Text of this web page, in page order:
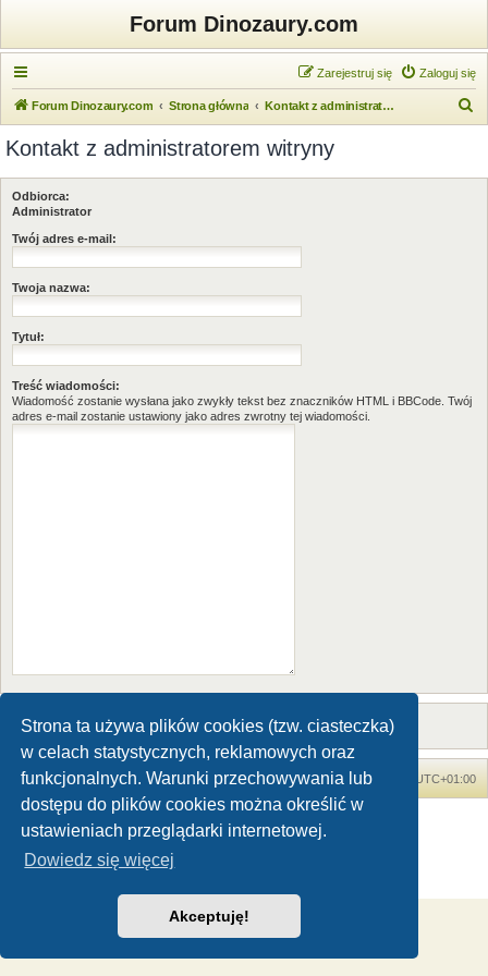
Strona ta używa plików cookies (tzw. ciasteczka)
w celach statystycznych, reklamowych oraz
funkcjonalnych. Warunki przechowywania lub
dostępu do plików cookies można określić w
ustawieniach przeglądarki internetowej.
Dowiedz się więcej
Akceptuję!
Forum Dinozaury.com
Zaloguj się
Zarejestruj się
Forum Dinozaury.com Strona główna Kontakt z administratorem witryny
k
Kontakt z administratorem witryny
Odbiorca:
Administrator
Twój adres e-mail:
Twoja nazwa:
Tytuł:
Treść wiadomości:
Wiadomość zostanie wysłana jako zwykły tekst bez znaczników HTML i BBCode. Twój
adres e-mail zostanie ustawiony jako adres zwrotny tej wiadomości.
Forum Dinozaury.com Strona główna Strefa czasowa UTC+01:00
Technologię dostarczaphpBB® Forum Software © phpBB Limited
Polski pakiet językowy dostarcza